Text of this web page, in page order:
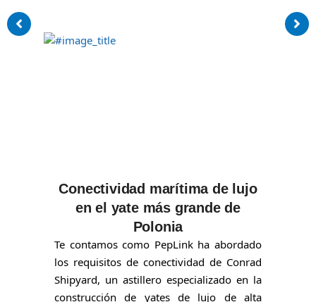
Conectividad marítima de lujo
en el yate más grande de
Polonia
Te contamos como PepLink ha abordado
los requisitos de conectividad de Conrad
Shipyard, un astillero especializado en la
construcción de yates de lujo de alta